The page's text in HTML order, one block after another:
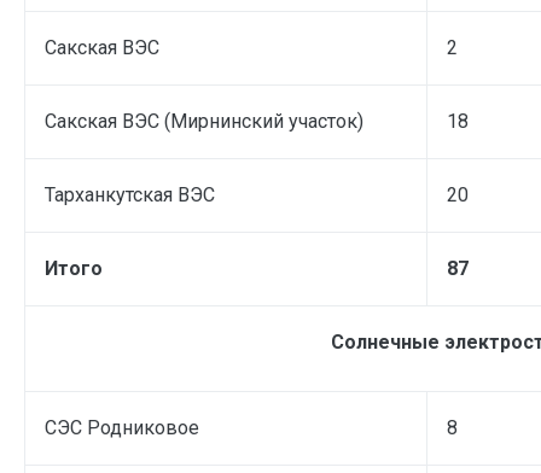
Сакская ВЭС 2
Сакская ВЭС (Мирнинский участок) 18
Тарханкутская ВЭС 20
Итого 87
Солнечные
СЭС Родниковое 8